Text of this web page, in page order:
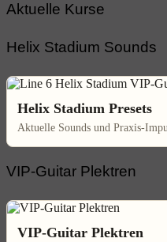
Aktuelle Kurse
Helix Stadium Sounds
Helix Stadium Presets
Aktuelle Sounds und Praxis-
VIP-Guitar Plektren
VIP-Guitar Plektren